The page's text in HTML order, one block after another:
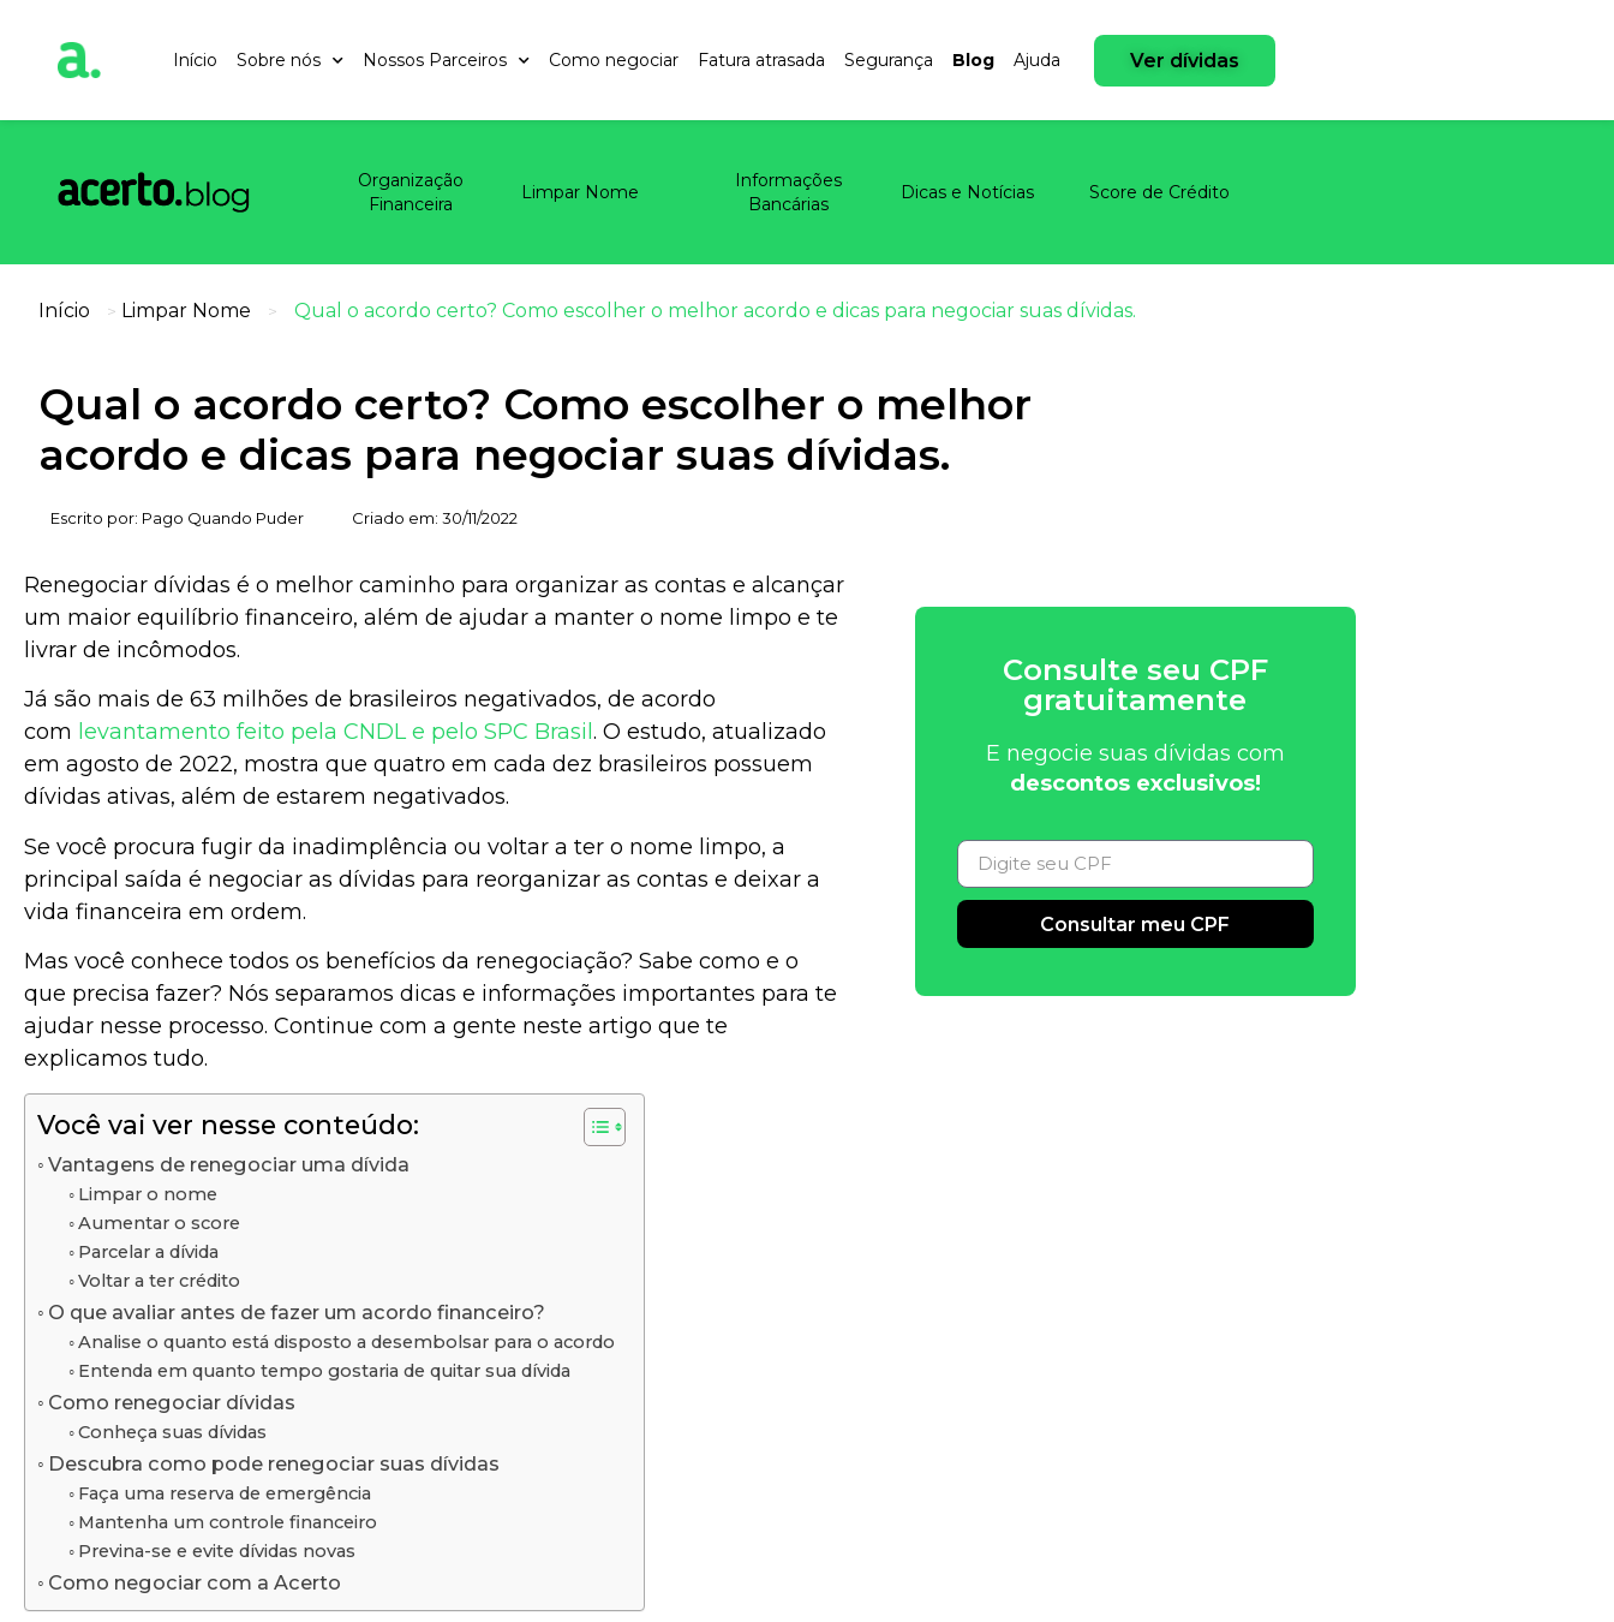
Início Sobre nós Nossos Parceiros Como negociar Fatura atrasada Segurança Blog Ajuda Ver dívidas
Organização
Financeira
Limpar Nome
Informações
Bancárias
Dicas e Notícias Score de Crédito
Início > Limpar Nome > Qual o acordo certo? Como escolher o melhor acordo e dicas para negociar suas dívidas.
Qual o acordo certo? Como escolher o melhor
acordo e dicas para negociar suas dívidas.
Escrito por: Pago Quando Puder Criado em: 30/11/2022
Renegociar dívidas é o melhor caminho para organizar as contas e alcançar
um maior equilíbrio financeiro, além de ajudar a manter o nome limpo e te
livrar de incômodos.
Já são mais de 63 milhões de brasileiros negativados, de acordo
com levantamento feito pela CNDL e pelo SPC Brasil . O estudo, atualizado
em agosto de 2022, mostra que quatro em cada dez brasileiros possuem
dívidas ativas, além de estarem negativados.
Se você procura fugir da inadimplência ou voltar a ter o nome limpo, a
principal saída é negociar as dívidas para reorganizar as contas e deixar a
vida financeira em ordem.
Mas você conhece todos os benefícios da renegociação? Sabe como e o
que precisa fazer? Nós separamos dicas e informações importantes para te
ajudar nesse processo. Continue com a gente neste artigo que te
explicamos tudo.
Você vai ver nesse conteúdo:
Vantagens de renegociar uma dívida
Limpar o nome
Aumentar o score
Parcelar a dívida
Voltar a ter crédito
O que avaliar antes de fazer um acordo financeiro?
Analise o quanto está disposto a desembolsar para o acordo
Entenda em quanto tempo gostaria de quitar sua dívida
Como renegociar dívidas
Conheça suas dívidas
Descubra como pode renegociar suas dívidas
Faça uma reserva de emergência
Mantenha um controle financeiro
Previna-se e evite dívidas novas
Como negociar com a Acerto
Consulte seu CPF
gratuitamente
E negocie suas dívidas com
descontos exclusivos!
Consultar meu CPF